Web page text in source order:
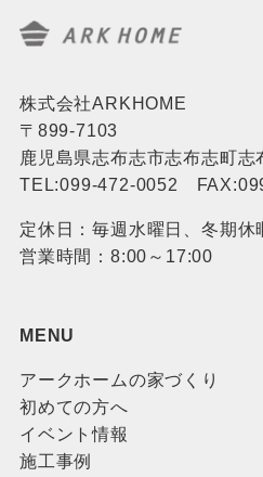
株式会社ARKHOME
〒899-7103
鹿児島県志布志市志布志町志
TEL:099-472-0052
定休日：毎週水曜日、冬期休
営業時間：8:00～17:00
MENU
アークホームの家づくり
初めての方へ
イベント情報
施工事例